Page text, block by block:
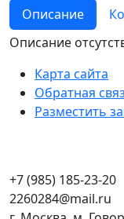
Описание
Описание
Карта сайта
Обратная
Разместить
+7 (985) 185-23-20
2260284@mail.ru